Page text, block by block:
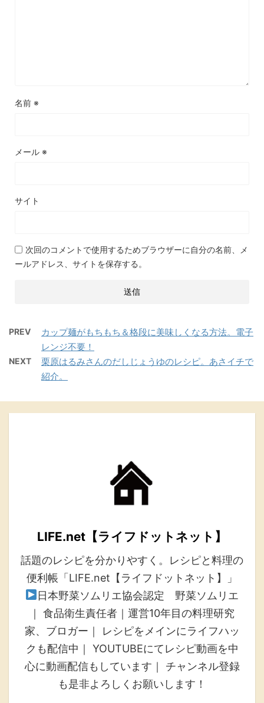
名前 ※
メール ※
サイト
次回のコメントで使用するためブラウザーに自分の名前、メ
ールアドレス、サイトを保存する。
PREV
カップ麺がもちもち＆格段に美味しくなる方法。電子
レンジ不要！
NEXT
栗原はるみさんのだしじょうゆのレシピ。あさイチで
紹介。
LIFE.net【ライフドットネット】
話題のレシピを分かりやすく。レシピと料理の
便利帳「LIFE.net【ライフドットネット】」
日本野菜ソムリエ協会認定 野菜ソムリエ
｜ 食品衛生責任者｜運営10年目の料理研究
家、ブロガー｜ レシピをメインにライフハッ
クも配信中｜ YOUTUBEにてレシピ動画を中
心に動画配信もしています｜ チャンネル登録
も是非よろしくお願いします！